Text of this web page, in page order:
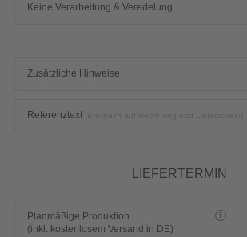
Keine Verarbeitung & Veredelung
Zusätzliche Hinweise
Referenztext
LIEFERTERMIN
Planmäßige Produktion
(inkl. kostenlosem Versand in DE)